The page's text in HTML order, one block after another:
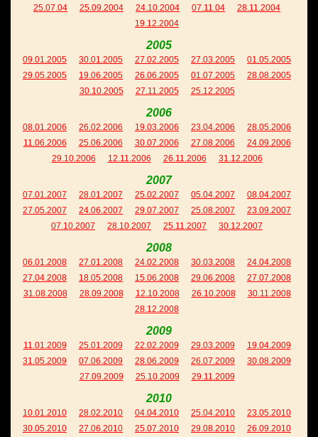
25.07.04 25.09.2004 24.10.2004 07.11.04
28.11.2004
19.12.2004
2005
09.01.2005 30.01.2005 27.02.2005 27.03.2005
01.05.2005
29.05.2005
19.06.2005 26.06.2005 01.07.2005
28.08.2005
30.10.2005
27.11.2005 25.12.2005
2006
08.01.2006 26.02.2006 19.03.2006 23.04.2006
28.05.2006
11.06.2006
25.06.2006 30.07.2006 27.08.2006
24.09.2006
29.10.2006
12.11.2006 26.11.2006 31.12.2006
2007
07.01.2007 28.01.2007 25.02.2007 05.04.2007
08.04.2007
27.05.2007
24.06.2007 29.07.2007 25.08.2007
23.09.2007
07.10.2007
28.10.2007 25.11.2007 30.12.2007
2008
06.01.2008 27.01.2008 24.02.2008 30.03.2008
24.04.2008
27.04.2008
18.05.2008 15.06.2008 29.06.2008
27.07.2008
31.08.2008
28.09.2008 12.10.2008 26.10.2008
30.11.2008
28.12.2008
2009
11.01.2009 25.01.2009 22.02.2009 29.03.2009
19.04.2009
31.05.2009
07.06.2009 28.06.2009 26.07.2009
30.08.2009
27.09.2009
25.10.2009 29.11.2009
2010
10.01.2010 28.02.2010 04.04.2010 25.04.2010
23.05.2010
30.05.2010
27.06.2010 25.07.2010 29.08.2010
26.09.2010